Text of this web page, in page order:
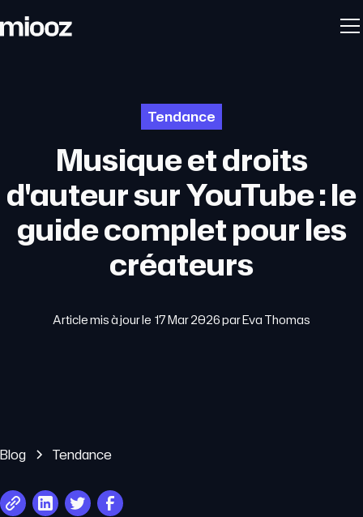
Tendance
Musique et droits
d'auteur sur YouTube : le
guide complet pour les
créateurs
Article mis à jour le 17 Mar 2026parEva Thomas
Blog Tendance